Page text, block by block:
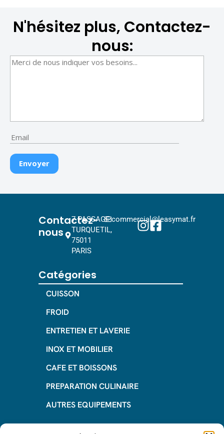
N'hésitez plus, Contactez-
nous:
Contactez-
nous
7 PASSAGE
TURQUETIL,
75011
PARIS
commercial@leasymat.fr
Catégories
CUISSON
FROID
ENTRETIEN ET LAVERIE
INOX ET MOBILIER
CAFE ET BOISSONS
PREPARATION CULINAIRE
AUTRES EQUIPEMENTS